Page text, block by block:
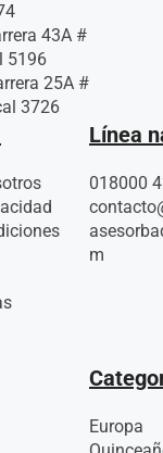
43A #
5196
25A #
3726
Línea
018000
m
Europa